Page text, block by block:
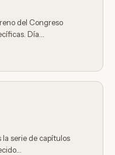
del Congreso
Día…
la serie de capítulos